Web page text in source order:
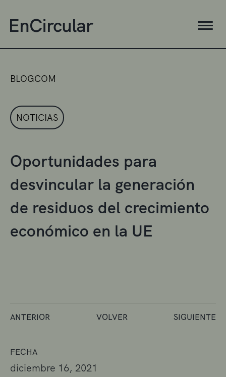
FECHA
diciembre 16, 2021
BLOGCOM
NOTICIAS
Oportunidades para
desvincular la generación
de residuos del crecimiento
económico en la UE
ANTERIOR VOLVER SIGUIENTE